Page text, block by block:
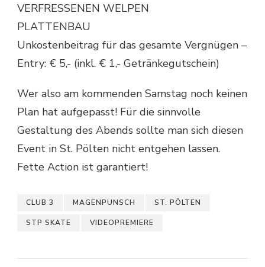
VERFRESSENEN WELPEN
PLATTENBAU
Unkostenbeitrag für das gesamte Vergnügen –
Entry: € 5,- (inkl. € 1,- Getränkegutschein)
Wer also am kommenden Samstag noch keinen
Plan hat aufgepasst! Für die sinnvolle
Gestaltung des Abends sollte man sich diesen
Event in St. Pölten nicht entgehen lassen.
Fette Action ist garantiert!
CLUB 3 MAGENPUNSCH ST. PÖLTEN
STP SKATE VIDEOPREMIERE